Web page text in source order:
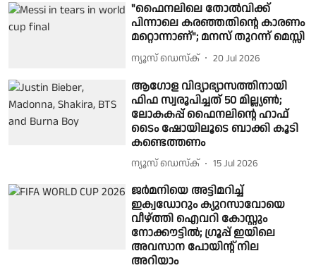
"ഫൈനലിലെ തോൽവിക്ക്
പിന്നാലെ കരഞ്ഞതിൻ്റെ കാരണം
മറ്റൊന്നാണ്"; മനസ് തുറന്ന് മെസ്സി
ന്യൂസ് ഡെസ്ക് 20 Jul 2026
ആഗോള വിദ്യാഭ്യാസത്തിനായി
ഫിഫ സ്വരൂപിച്ചത് 50 മില്ല്യൺ;
ലോകകപ്പ് ഫൈനലിൻ്റെ ഹാഫ്
ടൈം ഷോയിലൂടെ ബാക്കി കൂടി
കണ്ടെത്തണം
ന്യൂസ് ഡെസ്ക് 15 Jul 2026
ജർമനിയെ അട്ടിമറിച്ച്
ഇക്വഡോറും ക്യുറസാവോയെ
വീഴ്ത്തി ഐവറി കോസ്റ്റും
നോക്കൗട്ടിൽ; ഗ്രൂപ്പ് ഇയിലെ
അവസാന പോയിൻ്റ് നില
അറിയാം